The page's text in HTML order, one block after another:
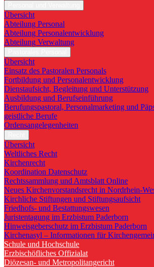
Übersicht
Abteilung Personal
Abteilung Personalentwicklung
Abteilung Verwaltung
Übersicht
Einsatz des Pastoralen Personals
Fortbildung und Personalentwicklung
Dienstaufsicht, Begleitung und Unterstützung
Ausbildung und Berufseinführung
Berufungspastoral, Personalmarketing und
geistliche Berufe
Ordensangelegenheiten
Übersicht
Weltliches Recht
Kirchenrecht
Koordination Datenschutz
Rechtssammlung und Amtsblatt Online
Neues Kirchenvorstandsrecht in Nordrhein-
Kirchliche Stiftungen und Stiftungsaufsicht
Friedhofs- und Bestattungswesen
Juristentagung im Erzbistum Paderborn
Hinweisgeberschutz im Erzbistum Paderborn
Kirchenasyl – Informationen für
Schule und Hochschule
Erzbischöfliches Offizialat
Diözesan- und Metropolitangericht